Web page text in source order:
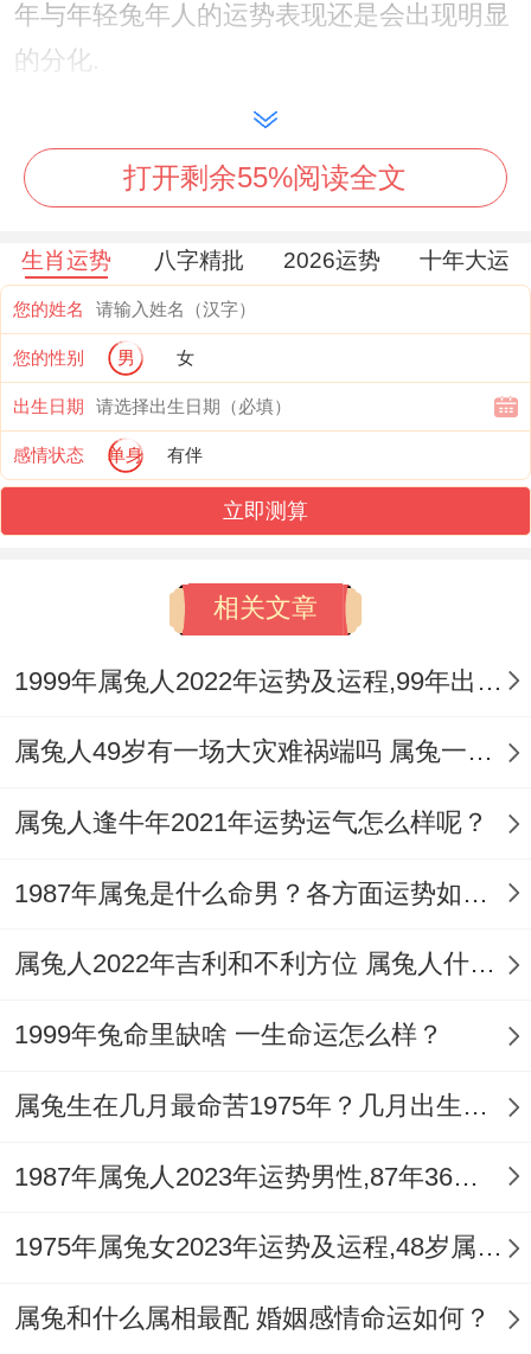
年与年轻兔年人的运势表现还是会出现明显
的分化.
对于刚刚步入社会的年轻兔年人，如99年出
择，有很多可以容错的机会。
且2025年【九紫】入属兔的本位宫、九紫属
于喜星~利于感情、婚缘、桃花等，能让喜
事发生在自己身上 - 预示着2025会是年轻兔
年人可能遇到一些机遇或者恋爱、结婚、添
能够抓住机会，将来的发展潜力不可限量。
室正东方摆放一个‘祥安阁双鱼得水’，助力
感情姻缘、恩爱甜蜜。
不瞒你说,
则需注意防【天狗】，此星易导致工作上出
现某些被动压力、何事是被动?本来不是自
也有大概作为“背锅侠”更是在团队管理同合
调上多下功夫，避免得罪人、让...发生工作
中某些小失误演变成大的麻烦。
工作跟生活里，注意多与信任的亲友或同仁
打开剩余55%阅读全文
生肖运势 八字精批 2026运势 十年大运
您的姓名
您的性别 男 女
出生日期
感情状态 单身 有伴
立即测算
相关文章
1999年属兔人2022年运势及运程,99年出生的23岁属兔2022年每月运程详解
属兔人49岁有一场大灾难祸端吗 属兔一生大劫年在什么时候
属兔人逢牛年2021年运势运气怎么样呢？
1987年属兔是什么命男？各方面运势如何？
属兔人2022年吉利和不利方位 属兔人什么方位发展好
1999年兔命里缺啥 一生命运怎么样？
属兔生在几月最命苦1975年？几月出生不好？
1987年属兔人2023年运势男性,87年36岁属兔男2023年每月运程怎么样
1975年属兔女2023年运势及运程,48岁属兔人2023全年每月运势女性如何
属兔和什么属相最配 婚姻感情命运如何？